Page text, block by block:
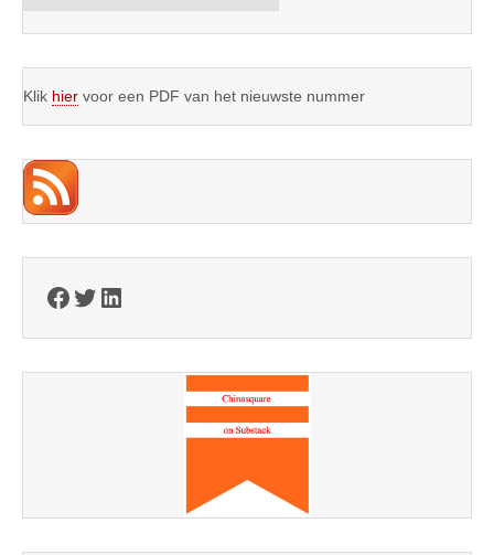
Klik hier voor een PDF van het nieuwste nummer
Facebook
Twitter
LinkedIn